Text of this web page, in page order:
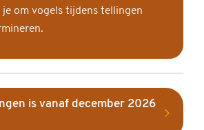
om vogels tijdens tellingen
is vanaf december 2026